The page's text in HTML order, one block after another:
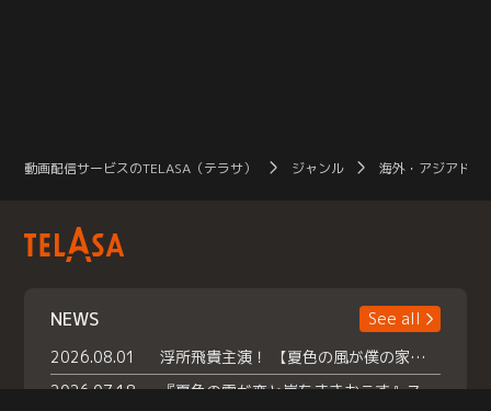
動画配信サービスのTELASA（テラサ） ジャンル 海外・アジアドラ
NEWS
See all
2026.08.01
浮所飛貴主演！ 【夏色の風が僕の家にやってきた】 本日よりテラサで独占配信スタート！
2026.07.18
『夏色の雲が恋と嵐をまきおこす』スペシャルメイキング 【Part1】2026年７月18日（土）23時30分～配信スタート！話題のシーンの裏側を大公開！豪華キャスト大集合！ 『武宮家 真夏の家族会議』開催！